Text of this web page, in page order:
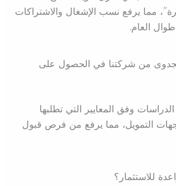
مما يرفع نسب الإشغال والاشتراكات
العام.
من شركتنا في الحصول على
وفق المعايير التي تطلبها
التمويل، مما يرفع من فرص قبول
للاستثمار؟